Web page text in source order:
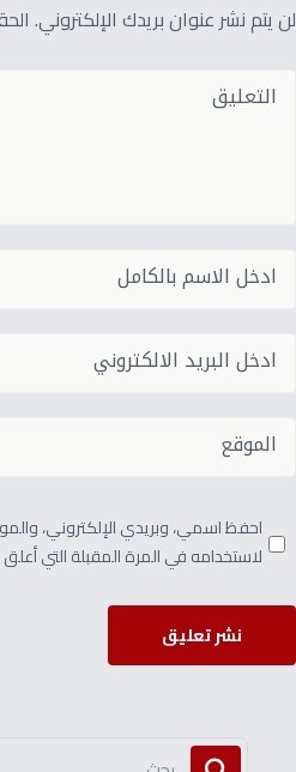
لن يتم نشر عنوان بريدك الإلكتروني.
احفظ اسمي، وبريدي الإلكتروني،
لاستخدامه في المرة المقبلة التي
نشر تعليق